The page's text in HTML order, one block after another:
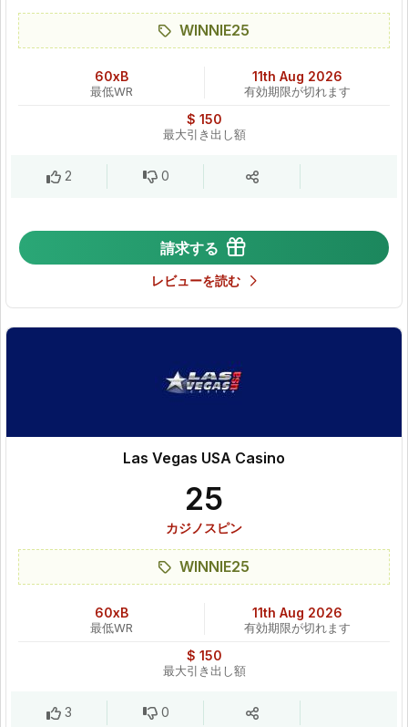
WINNIE25
60xB
最低WR
11th Aug 2026
有効期限が切れます
$ 150
最大引き出し額
2 0
請求する
レビューを読む
Las Vegas USA Casino
25
カジノスピン
WINNIE25
60xB
最低WR
11th Aug 2026
有効期限が切れます
$ 150
最大引き出し額
3 0